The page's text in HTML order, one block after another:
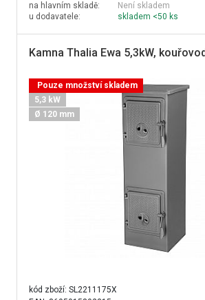
na hlavním skladě:
Není skladem
u dodavatele:
skladem <50 ks
Kamna Thalia Ewa 5,3kW,
Pouze množství skladem
5,3 kW
Ø 120 mm
kód zboží: SL2211175X